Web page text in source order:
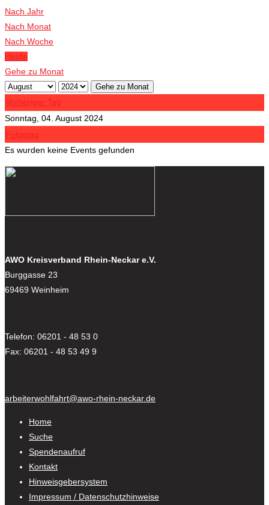
Nach Jahr
Nach Monat
Nach Woche
Heute
Gehe zu Monat
Gehe zu Monat
Vorheriger Tag
Sonntag, 04. August 2024
Folgetag
Es wurden keine Events gefunden
AWO Kreisverband Rhein-Neckar e.V.
Burggasse 23
69469 Weinheim
Telefon: 06201 - 48 53 0
Fax: 06201 - 48 53 49 9
arbeiterwohlfahrt@awo-rhein-neckar.de
Home
Suche
Spendenaufruf
Kontakt
Hinweisgebersystem
Impressum / Datenschutzhinweise